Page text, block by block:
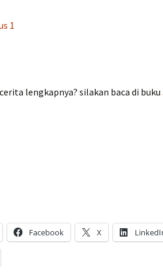
lengkapnya? silakan baca di buku
Facebook X